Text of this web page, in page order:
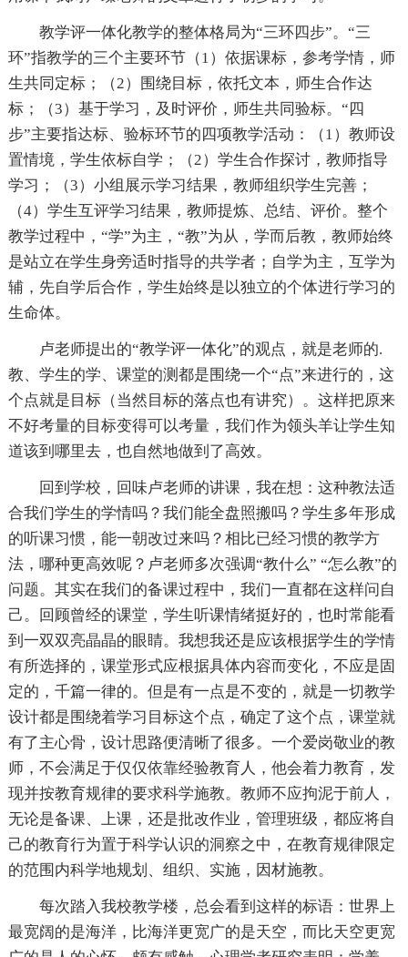
教学评一体化教学的整体格局为“三环四步”。“三
环”指教学的三个主要环节（1）依据课标，参考学情，师
生共同定标；（2）围绕目标，依托文本，师生合作达
标；（3）基于学习，及时评价，师生共同验标。“四
步”主要指达标、验标环节的四项教学活动：（1）教师设
置情境，学生依标自学；（2）学生合作探讨，教师指导
学习；（3）小组展示学习结果，教师组织学生完善；
（4）学生互评学习结果，教师提炼、总结、评价。整个
教学过程中，“学”为主，“教”为从，学而后教，教师始终
是站立在学生身旁适时指导的共学者；自学为主，互学为
辅，先自学后合作，学生始终是以独立的个体进行学习的
生命体。
卢老师提出的“教学评一体化”的观点，就是老师的.
教、学生的学、课堂的测都是围绕一个“点”来进行的，这
个点就是目标（当然目标的落点也有讲究）。这样把原来
不好考量的目标变得可以考量，我们作为领头羊让学生知
道该到哪里去，也自然地做到了高效。
回到学校，回味卢老师的讲课，我在想：这种教法适
合我们学生的学情吗？我们能全盘照搬吗？学生多年形成
的听课习惯，能一朝改过来吗？相比已经习惯的教学方
法，哪种更高效呢？卢老师多次强调“教什么” “怎么教”的
问题。其实在我们的备课过程中，我们一直都在这样问自
己。回顾曾经的课堂，学生听课情绪挺好的，也时常能看
到一双双亮晶晶的眼睛。我想我还是应该根据学生的学情
有所选择的，课堂形式应根据具体内容而变化，不应是固
定的，千篇一律的。但是有一点是不变的，就是一切教学
设计都是围绕着学习目标这个点，确定了这个点，课堂就
有了主心骨，设计思路便清晰了很多。一个爱岗敬业的教
师，不会满足于仅仅依靠经验教育人，他会着力教育，发
现并按教育规律的要求科学施教。教师不应拘泥于前人，
无论是备课、上课，还是批改作业，管理班级，都应将自
己的教育行为置于科学认识的洞察之中，在教育规律限定
的范围内科学地规划、组织、实施，因材施教。
每次踏入我校教学楼，总会看到这样的标语：世界上
最宽阔的是海洋，比海洋更宽广的是天空，而比天空更宽